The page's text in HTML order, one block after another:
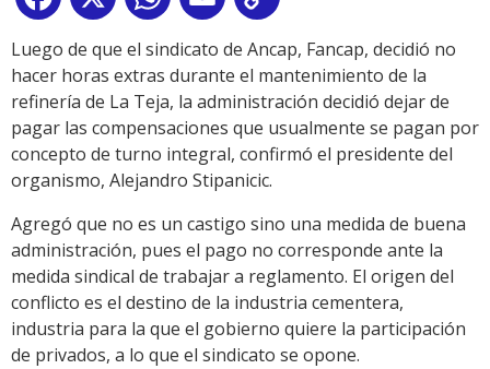
Link
Luego de que el sindicato de Ancap, Fancap, decidió no
hacer horas extras durante el mantenimiento de la
refinería de La Teja, la administración decidió dejar de
pagar las compensaciones que usualmente se pagan por
concepto de turno integral, confirmó el presidente del
organismo, Alejandro Stipanicic.
Agregó que no es un castigo sino una medida de buena
administración, pues el pago no corresponde ante la
medida sindical de trabajar a reglamento. El origen del
conflicto es el destino de la industria cementera,
industria para la que el gobierno quiere la participación
de privados, a lo que el sindicato se opone.